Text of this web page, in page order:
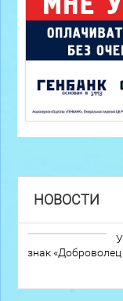
НОВОСТИ
знак «Доброволец